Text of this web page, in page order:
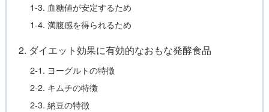
1-3. 血糖値が安定するため
1-4. 満腹感を得られるため
2. ダイエット効果に有効的なおもな発酵食品
2-1. ヨーグルトの特徴
2-2. キムチの特徴
2-3. 納豆の特徴